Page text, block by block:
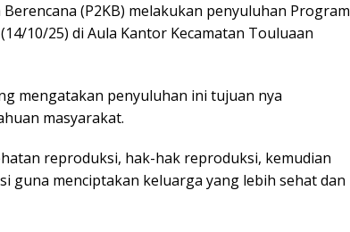
(P2KB) melakukan penyuluhan Program
10/25) di Aula Kantor Kecamatan Touluaan
mengatakan penyuluhan ini tujuan nya
masyarakat.
reproduksi, hak-hak reproduksi, kemudian
guna menciptakan keluarga yang lebih sehat dan